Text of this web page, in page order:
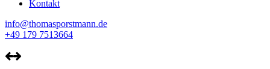
Kontakt
info@thomasporstmann.de
+49 179 7513664